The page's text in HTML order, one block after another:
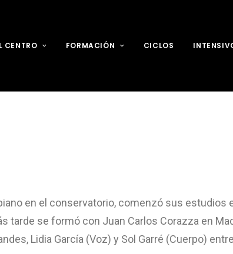
CENTRO FORMACIÓN CICLOS
en el conservatorio, comenzó sus estudios
tarde se formó con Juan Carlos Corazza en
Lidia García (Voz) y Sol Garré (Cuerpo)